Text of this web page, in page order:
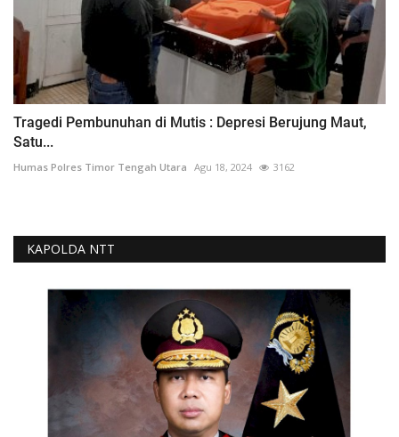
Tragedi Pembunuhan di Mutis : Depresi Berujung Maut,
Satu...
Humas Polres Timor Tengah Utara Agu 18, 2024 3162
KAPOLDA NTT